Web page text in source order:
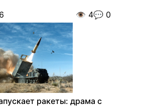
👁️ 4💬 0
ракеты: драма с